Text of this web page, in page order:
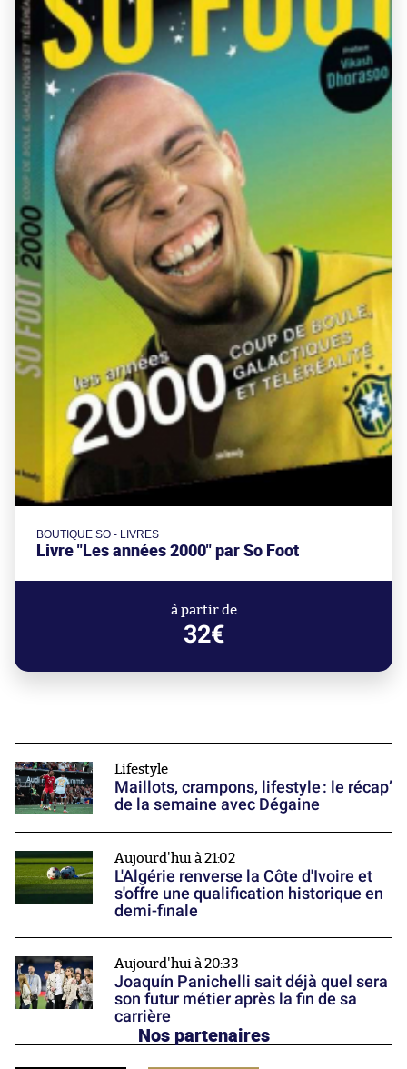
BOUTIQUE SO - LIVRES
Livre "Les années 2000" par So Foot
à partir de
32€
Lifestyle
Maillots, crampons, lifestyle : le récap’
de la semaine avec Dégaine
Aujourd'hui à 21:02
L'Algérie renverse la Côte d'Ivoire et
s'offre une qualification historique en
demi-finale
Aujourd'hui à 20:33
Joaquín Panichelli sait déjà quel sera
son futur métier après la fin de sa
carrière
Nos partenaires